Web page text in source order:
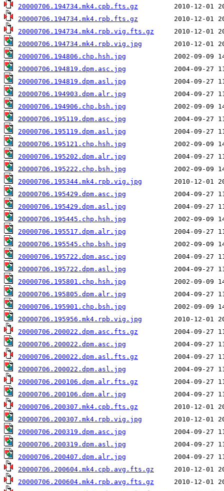
20000706.194734.mk4.cpb.fts.gz
20000706.194734.mk4.rpb.fts.gz
20000706.194734.mk4.rpb.vig.fts.gz
20000706.194734.mk4.rpb.vig.jpg
20000706.194806.chp.hsh.jpg
20000706.194819.dpm.asc.jpg
20000706.194819.dpm.asl.jpg
20000706.194903.dpm.alr.jpg
20000706.194906.chp.bsh.jpg
20000706.195119.dpm.asc.jpg
20000706.195119.dpm.asl.jpg
20000706.195121.chp.hsh.jpg
20000706.195202.dpm.alr.jpg
20000706.195222.chp.bsh.jpg
20000706.195344.mk4.rpb.vig.jpg
20000706.195429.dpm.asc.jpg
20000706.195429.dpm.asl.jpg
20000706.195445.chp.hsh.jpg
20000706.195517.dpm.alr.jpg
20000706.195545.chp.bsh.jpg
20000706.195722.dpm.asc.jpg
20000706.195722.dpm.asl.jpg
20000706.195801.chp.hsh.jpg
20000706.195805.dpm.alr.jpg
20000706.195901.chp.bsh.jpg
20000706.195956.mk4.rpb.vig.jpg
20000706.200022.dpm.asc.fts.gz
20000706.200022.dpm.asc.jpg
20000706.200022.dpm.asl.fts.gz
20000706.200022.dpm.asl.jpg
20000706.200106.dpm.alr.fts.gz
20000706.200106.dpm.alr.jpg
20000706.200307.mk4.cpb.fts.gz
20000706.200307.mk4.rpb.vig.jpg
20000706.200319.dpm.asc.jpg
20000706.200319.dpm.asl.jpg
20000706.200407.dpm.alr.jpg
20000706.200604.mk4.cpb.avg.fts.gz
20000706.200604.mk4.rpb.avg.fts.gz